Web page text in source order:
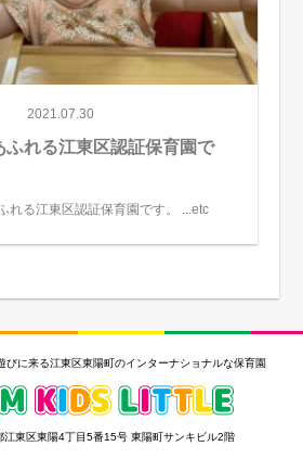
2021.07.30
ふれる江東区認証保育園で
る江東区認証保育園です。 ...etc
びに来る江東区東陽町のインターナショナルな保育園
東区東陽4丁目5番15号 東陽町サンキビル2階